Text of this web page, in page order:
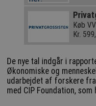
Køb
Kr.
De nye tal indgår i
Økonomiske og
udarbejdet af forskere
med CIP Foundation,